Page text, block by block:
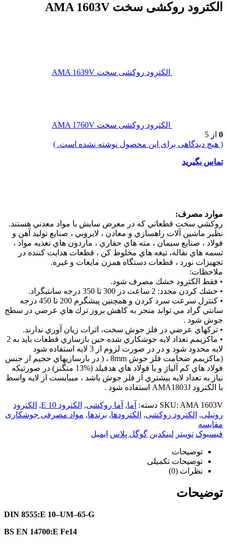
الکترود روکشی سخت AMA 1603V
الکترود روکشی سخت AMA 1639V
الکترود روکشی سخت AMA 1760V
0 از 5
( هیچ دیدگاهی برای این محصول نوشته نشده است. )
تماس بگیرید
موارد مصرف:
روكشي سخت قطعاتي كه در معرض سايش با مواد معدني هستند.
نظير ماشين آلات راهسازي و معادن ، لايروبي ، صنايع توليد آهن و
فولاد ، صنايع سيمان ، مته هاي حفاري ، ماردون هاي تغذيه مواد ،
تسمه هاي نقاله، تيغه هاي مخلوط كن ، قطعات هدايت كننده در
تجهيزات نورد ، قطعات دستگاه همزن مايعات و غيره.
ملاحظات:
• فقط الكترود خشك مصرف شود.
• خشك كردن مجدد: 2 ساعت در 300 تا 350 درجه سانتيگراد.
• كنترل سرعت سرد كردن و همچنين پيشگرم 200 تا 450 درجه
سانتي گراد مي تواند منجر به كاهش بروز ترك هاي عرضي در سطح
جوش شود .
• تركهاي عرضي در فلز جوش سخت، اثرات زيان آوري ندارند.
• ماكزيمم تعداد لايه جوشكاري شده حين بازسازي قطعات بايد به 2
لايه محدود شود و در در صورت لزوم از 3 لايه استفاده شود
(ماكزيمم ضخامت فلز جوش 8mm ، ( در بازسازيهاي حجيم از جنس
فولاد هاي كم آلياژ و يا فولاد هاي هدفيلد (%13 منگنز) در صورتيكه
نياز به تعداد لايه بيشتري از فلز جوش باشد ، ميبايست از لايه واسط
با الكترود AMA1803J استفاده شود .
SKU: AMA 1603V دسته: آما, آما روکشی, الکترود E 10 , الکترود
روتیلی, الکترود روکشی, الکترودها, برندها, مواد مصرفی جوشکاری
مقایسه
فیسبوک توییتر لینکدین گوگل پلاس ایمیل
توضیحات
توضیحات تکمیلی
نظرات (0)
توضیحات
DIN 8555:E 10–UM–65-G
BS EN 14700:E Fe14